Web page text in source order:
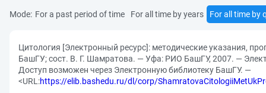
Mode: For a past period of time For all time by years For all time by
Цитология [Электронный ресурс]: методические указания,
БашГУ; сост. В. Г. Шамратова. — Уфа: РИО БашГУ, 2007. —
Доступ возможен через Электронную библиотеку БашГУ. —
<URL:https://elib.bashedu.ru/dl/corp/